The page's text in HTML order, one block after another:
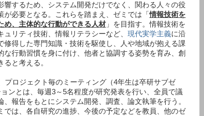
響するため、システム開発だけでなく、関わる人々の役
必要となる。これらを踏まえ、ゼミでは「情報技術を
め、主体的な行動ができる人材 」を目指す。情報技術を
リティ技術、情報リテラシーなど、 現代実学主義に沿
修得した専門知識・技術を駆使し、人や地域が抱える課
行動習慣を身に付け、他者と協調する姿勢を育み、創
と考える。
プロジェクト毎のミーティング（4年生は卒研サブゼ
ンとは、毎週3～5名程度が研究発表を行い、全員で議
報告をもとにシステム開発、調査、論文執筆を行う。
では、各自研究の進捗、今後の予定などを教員、他のゼ